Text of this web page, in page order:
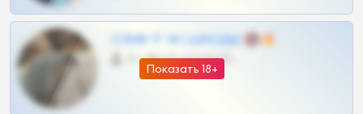
Показать 18+
СЛИВ ТГ 18 | ШКОДЫ 🔞🔥
0 •